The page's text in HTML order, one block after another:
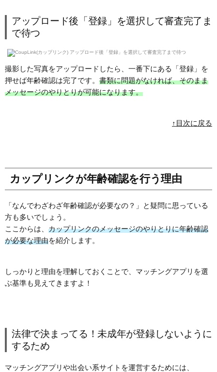
アップロード後「登録」を選択して審査完了ま
で待つ
撮影した写真をアップロードしたら、一番下にある「登録」を
押せば年齢確認は完了です。 書類に問題がなければ、そのまま
メッセージのやりとりが可能になります。
↑目次に戻る
カップリンクが年齢確認を行う理由
「なんでわざわざ年齢確認が必要なの？」と疑問に思っている
方も多いでしょう。
ここからは、 カップリンクのメッセージのやりとりに年齢確認
が必要な理由を紹介します。
しっかりと理由を理解しておくことで、マッチングアプリを選
ぶ基準も見えてきますよ！
法律で決まってる！未成年が登録しないように
するため
マッチングアプリや出会い系サイトを運営するためには、